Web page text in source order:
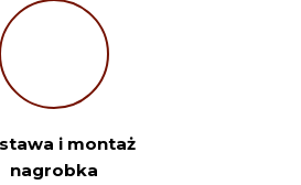
i montaż
nagrobka